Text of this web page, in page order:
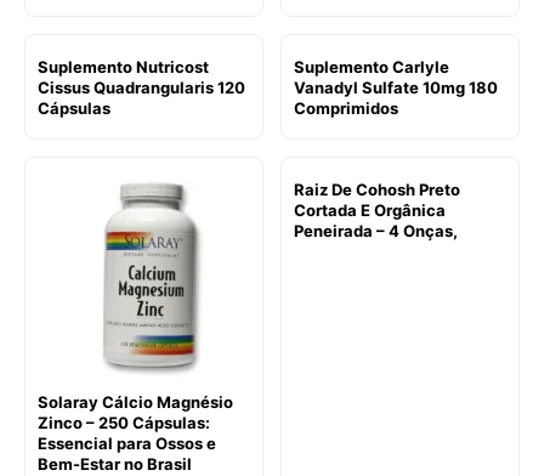
Suplemento Nutricost
Cissus Quadrangularis 120
Cápsulas
Suplemento Carlyle
Vanadyl Sulfate 10mg 180
Comprimidos
Solaray Cálcio Magnésio
Zinco – 250 Cápsulas:
Essencial para Ossos e
Bem-Estar no Brasil
Raiz De Cohosh Preto
Cortada E Orgânica
Peneirada – 4 Onças,